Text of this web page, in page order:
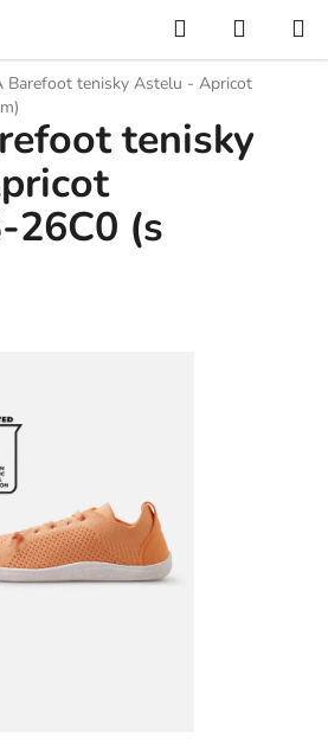
Hledat
KOŠÍK
Barefoot tenisky Astelu - Apricot
tenisky
26C0 (s